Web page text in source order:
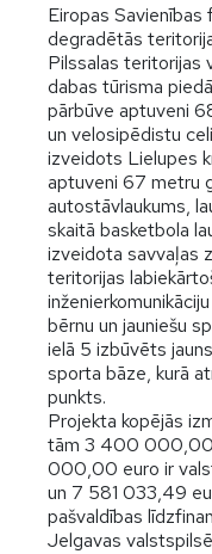
Eiropas Savienības
degradētās
Pilssalas teritorijas
dabas tūrisma
pārbūve aptuveni
un velosipēdistu
izveidots Lielupes
aptuveni 67 metru
autostāvlaukums,
skaitā basketbola
izveidota savvaļas
teritorijas
bērnu un jauniešu
ielā 5 izbūvēts
sporta bāze, kurā
punkts.
Projekta kopējās
tām 3 400 000,00
000,00 euro ir
un 7 581 033,49
pašvaldības
Jelgavas